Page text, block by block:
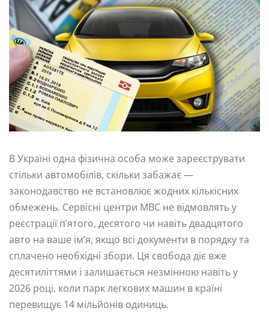
В Україні одна фізична особа може зареєструвати
стільки автомобілів, скільки забажає —
законодавство не встановлює жодних кількісних
обмежень. Сервісні центри МВС не відмовлять у
реєстрації п’ятого, десятого чи навіть двадцятого
авто на ваше ім’я, якщо всі документи в порядку та
сплачено необхідні збори. Ця свобода діє вже
десятиліттями і залишається незмінною навіть у
2026 році, коли парк легкових машин в країні
перевищує 14 мільйонів одиниць.